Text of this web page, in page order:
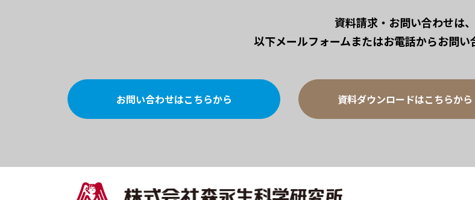
資料請求・お問い合わせは、
以下メールフォームまたはお電話からお問い
お問い合わせはこちらから 資料ダウンロードはこちらから